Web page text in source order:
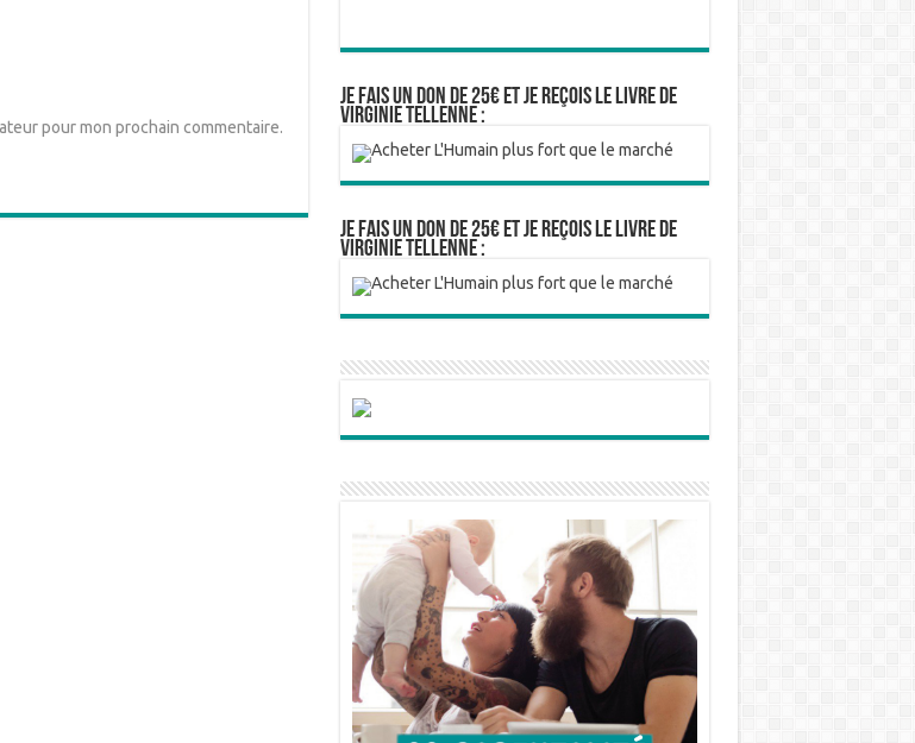
pour mon prochain commentaire.
Je fais un don de 25€ et je reçois le livre de
Virginie Tellenne :
Je fais un don de 25€ et je reçois le livre de
Virginie Tellenne :